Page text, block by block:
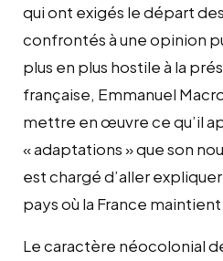
qui ont exigés le départ
confrontés à une opinion
plus en plus hostile à la
française, Emmanuel
mettre en œuvre ce qu’il
« adaptations » que son
est chargé d’aller
pays où la France
Le caractère néocolonial